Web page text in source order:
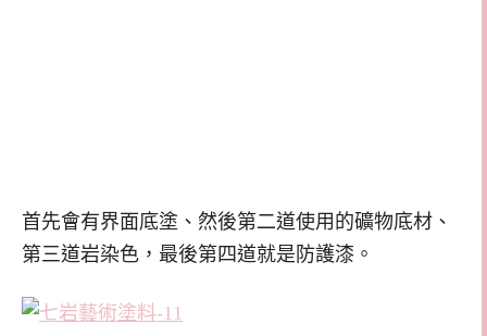
首先會有界面底塗、然後第二道使用的礦物底材、
第三道岩染色，最後第四道就是防護漆。